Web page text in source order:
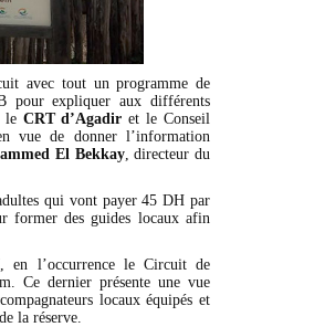
avec tout un programme de
pour expliquer aux différents
le CRT d’Agadir et le Conseil
vue de donner l’information
El Bekkay, directeur du
qui vont payer 45 DH par
former des guides locaux afin
en l’occurrence le Circuit de
Ce dernier présente une vue
locaux équipés et
la réserve.